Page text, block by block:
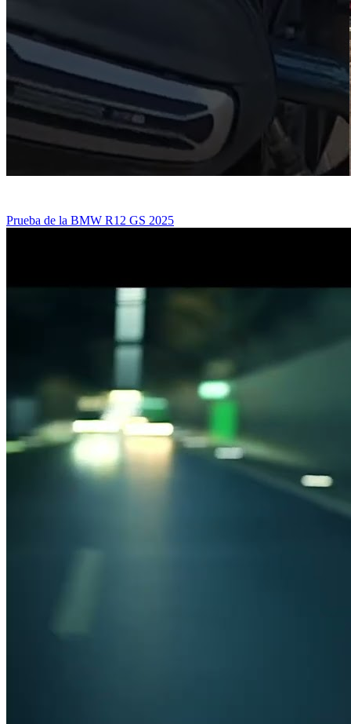
Prueba de la BMW R12 GS 2025